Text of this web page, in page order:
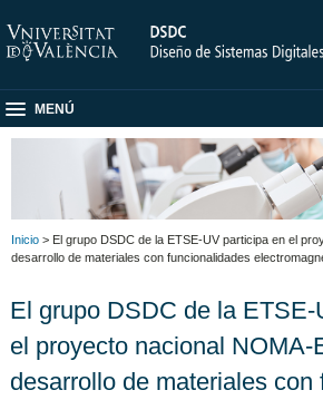
MENÚ
Inicio > El grupo DSDC de la ETSE-UV participa en el
desarrollo de materiales con funcionalidades
El grupo DSDC de la ETSE-
el proyecto nacional NOMA-
desarrollo de materiales con